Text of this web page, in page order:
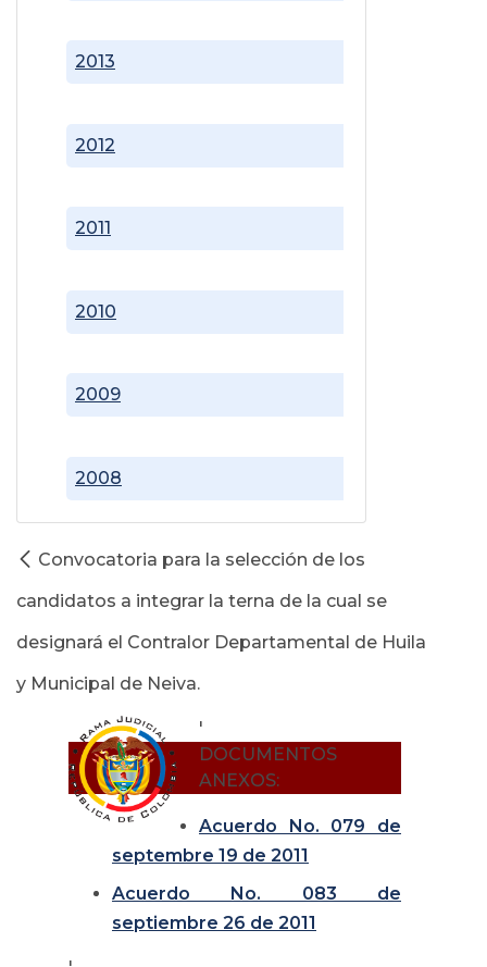
2008
2009
2010
2011
2012
2013
Convocatoria para la selección de los
candidatos a integrar la terna de la cual se
designará el Contralor Departamental de Huila
y Municipal de Neiva.
'
DOCUMENTOS
ANEXOS:
Acuerdo No. 079 de
septembre 19 de 2011
Acuerdo No. 083 de
septiembre 26 de 2011